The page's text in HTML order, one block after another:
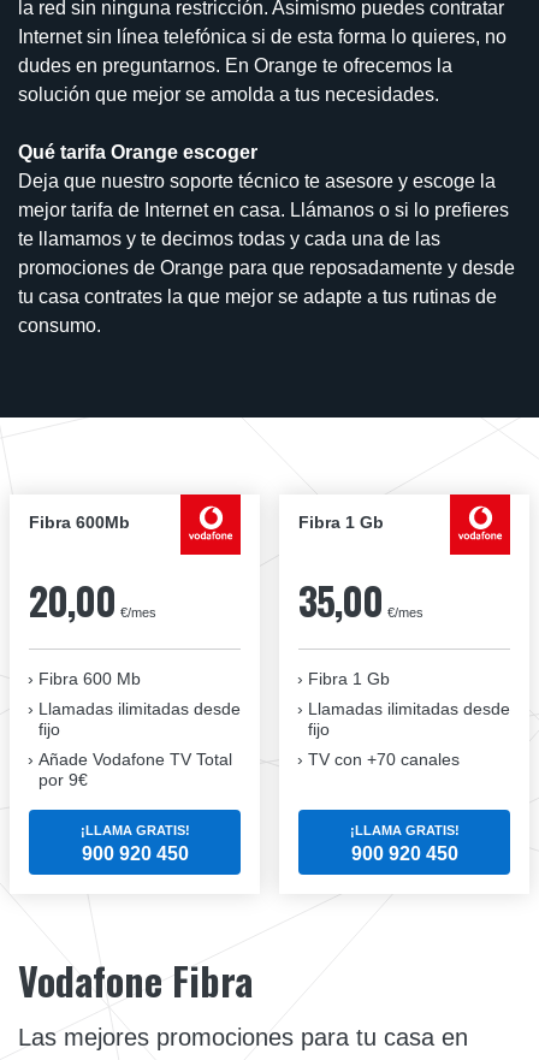
la red sin ninguna restricción. Asimismo puedes contratar
Internet sin línea telefónica si de esta forma lo quieres, no
dudes en preguntarnos. En Orange te ofrecemos la
solución que mejor se amolda a tus necesidades.
Qué tarifa Orange escoger
Deja que nuestro soporte técnico te asesore y escoge la
mejor tarifa de Internet en casa. Llámanos o si lo prefieres
te llamamos y te decimos todas y cada una de las
promociones de Orange para que reposadamente y desde
tu casa contrates la que mejor se adapte a tus rutinas de
consumo.
Fibra 600Mb
20,00 €/mes
Fibra 600 Mb
Llamadas ilimitadas desde
fijo
Añade Vodafone TV Total
por 9€
¡LLAMA GRATIS!
900 920 450
Fibra 1 Gb
35,00 €/mes
Fibra 1 Gb
Llamadas ilimitadas desde
fijo
TV con +70 canales
¡LLAMA GRATIS!
900 920 450
Vodafone Fibra
Las mejores promociones para tu casa en